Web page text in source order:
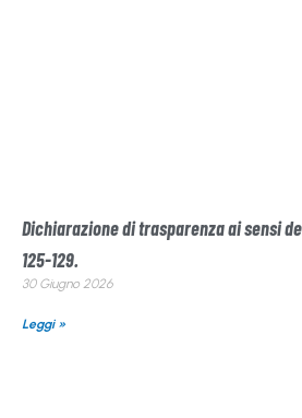
Dichiarazione di trasparenza ai sensi
125-129.
30 Giugno 2026
Leggi »